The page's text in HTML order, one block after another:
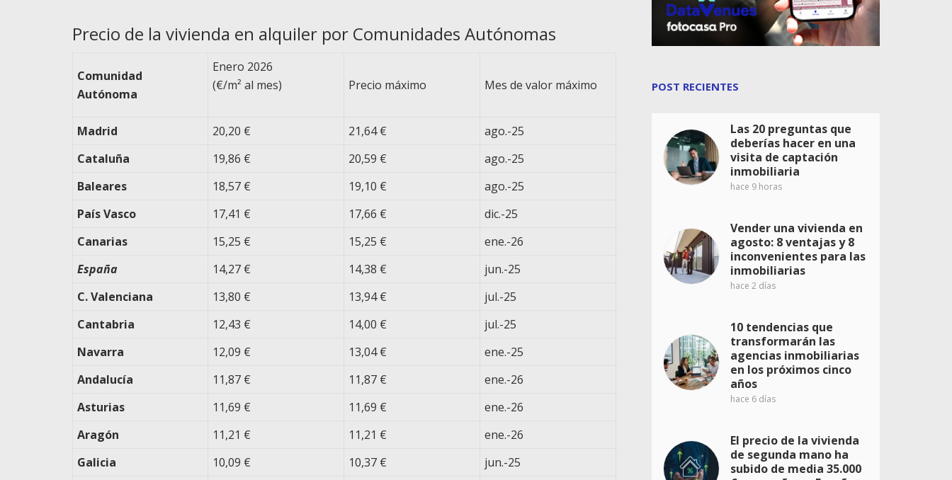
Precio de la vivienda en alquiler por Comunidades Autónomas
Comunidad
Autónoma
Enero 2026
(€/m² al mes)
Precio máximo Mes de valor máximo
Madrid 20,20 € 21,64 €
ago.-25
Cataluña
19,86 € 20,59 €
ago.-25
Baleares
18,57 € 19,10 €
ago.-25
País Vasco
17,41 € 17,66 €
dic.-25
Canarias
15,25 € 15,25 €
ene.-26
España
14,27 € 14,38 €
jun.-25
C. Valenciana
13,80 € 13,94 €
jul.-25
Cantabria
12,43 € 14,00 €
jul.-25
Navarra
12,09 € 13,04 €
ene.-25
Andalucía
11,87 € 11,87 €
ene.-26
Asturias
11,69 € 11,69 €
ene.-26
Aragón
11,21 € 11,21 €
ene.-26
Galicia
10,09 € 10,37 €
jun.-25
POST RECIENTES
Las 20 preguntas que
deberías hacer en una
visita de captación
inmobiliaria
hace 9 horas
Vender una vivienda en
agosto: 8 ventajas y 8
inconvenientes para las
inmobiliarias
hace 2 días
10 tendencias que
transformarán las
agencias inmobiliarias
en los próximos cinco
años
hace 6 días
El precio de la vivienda
de segunda mano ha
subido de media 35.000